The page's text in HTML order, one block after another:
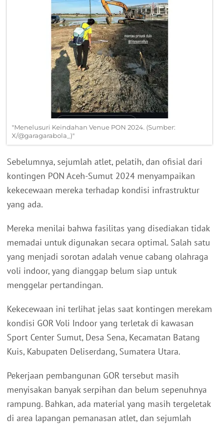
"Menelusuri Keindahan Venue PON 2024. (Sumber:
X/@garagarabola_)"
Sebelumnya, sejumlah atlet, pelatih, dan ofisial dari
kontingen PON Aceh-Sumut 2024 menyampaikan
kekecewaan mereka terhadap kondisi infrastruktur
yang ada.
Mereka menilai bahwa fasilitas yang disediakan tidak
memadai untuk digunakan secara optimal. Salah satu
yang menjadi sorotan adalah venue cabang olahraga
voli indoor, yang dianggap belum siap untuk
menggelar pertandingan.
Kekecewaan ini terlihat jelas saat kontingen merekam
kondisi GOR Voli Indoor yang terletak di kawasan
Sport Center Sumut, Desa Sena, Kecamatan Batang
Kuis, Kabupaten Deliserdang, Sumatera Utara.
Pekerjaan pembangunan GOR tersebut masih
menyisakan banyak serpihan dan belum sepenuhnya
rampung. Bahkan, ada material yang masih tergeletak
di area lapangan pemanasan atlet, dan sejumlah